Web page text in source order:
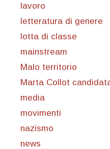
lavoro
letteratura di genere
lotta di classe
mainstream
Malo territorio
Marta Collot
media
movimenti
nazismo
news